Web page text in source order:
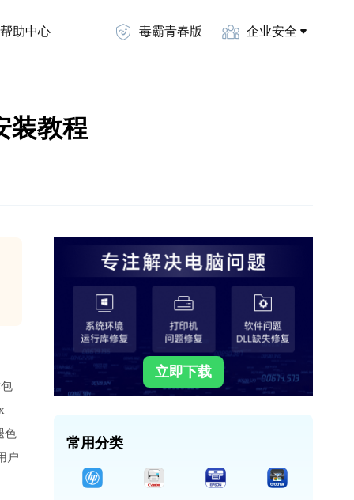
帮助中心 毒霸青春版 企业安全
装教程
色
户
立即下载
常用分类